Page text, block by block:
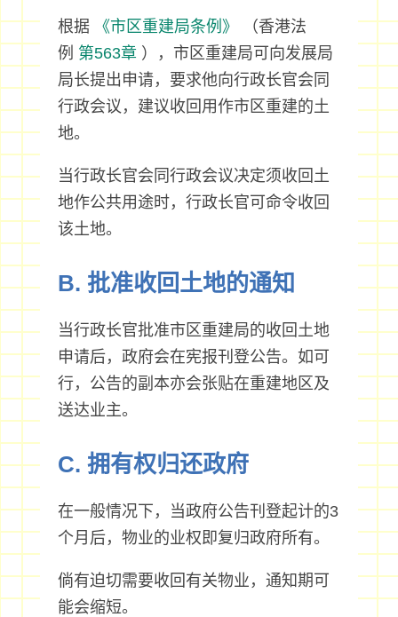
根据 《市区重建局条例》
（香港法
例 第563章），市区重建局可向发展局
局长提出申请，要求他向行政长官会同
行政会议，建议收回用作市区重建的土
地。
当行政长官会同行政会议决定须收回土
地作公共用途时，行政长官可命令收回
该土地。
B. 批准收回土地的通知
当行政长官批准市区重建局的收回土地
申请后，政府会在宪报刊登公告。如可
行，公告的副本亦会张贴在重建地区及
送达业主。
C. 拥有权归还政府
在一般情况下，当政府公告刊登起计的3
个月后，物业的业权即复归政府所有。
倘有迫切需要收回有关物业，通知期可
能会缩短。